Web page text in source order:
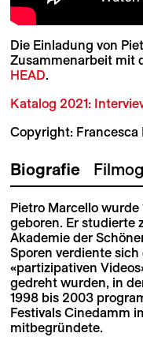
Die Einladung von
Zusammenarbeit mit
HEAD.
Katalog 2021:
Copyright: Francesca
Biografie
Pietro Marcello
geboren. Er studierte
Akademie der
Sporen verdiente
«partizipativen
gedreht wurden, in
1998 bis 2003
Festivals Cinedamm
mitbegründete.